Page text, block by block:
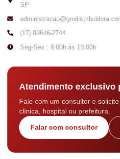
SP
(17) 99646-2744
Seg-Sex : 8:00h às 18:00h
Atendimento exclusivo
Fale com um consultor e
clínica, hospital ou prefeitura.
Falar com consultor